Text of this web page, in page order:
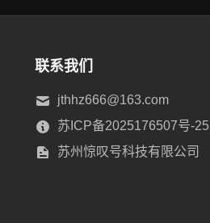
联系我们
jthhz666@163.com
苏ICP备2025176507号-25
苏州惊叹号科技有限公司